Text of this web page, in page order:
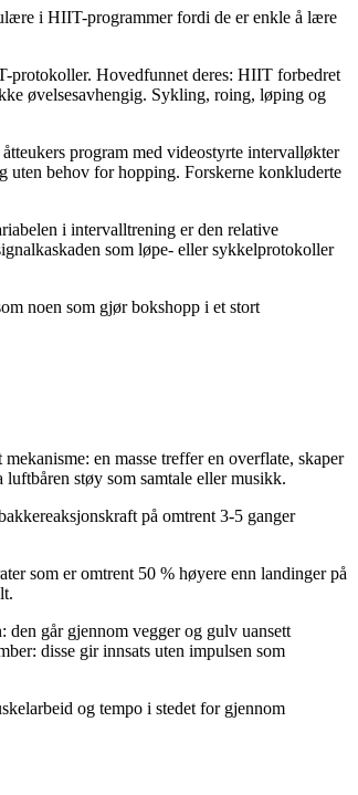
i HIIT-programmer fordi de er enkle å lære
protokoller. Hovedfunnet deres: HIIT forbedret
øvelsesavhengig. Sykling, roing, løping og
program med videostyrte intervalløkter
uten behov for hopping. Forskerne konkluderte
i intervalltrening er den relative
som løpe- eller sykkelprotokoller
noen som gjør bokshopp i et stort
en masse treffer en overflate, skaper
støy som samtale eller musikk.
på omtrent 3-5 ganger
som er omtrent 50 % høyere enn landinger på
den går gjennom vegger og gulv uansett
disse gir innsats uten impulsen som
og tempo i stedet for gjennom